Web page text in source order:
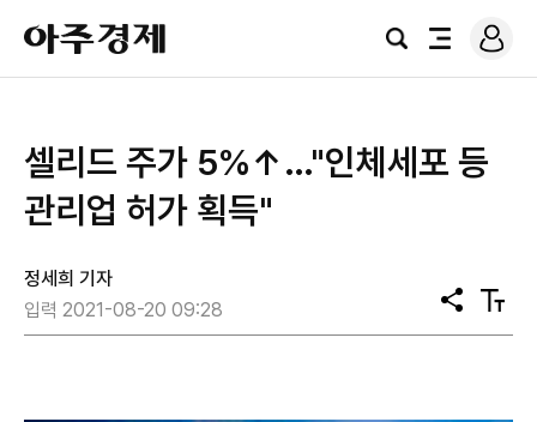
아
주
경
검
전
로
그
셀리드 주가 5%↑…"인체세포 등
관리업 허가 획득"
정세희 기자
입력 2021-08-20 09:28
공
유
텍
스